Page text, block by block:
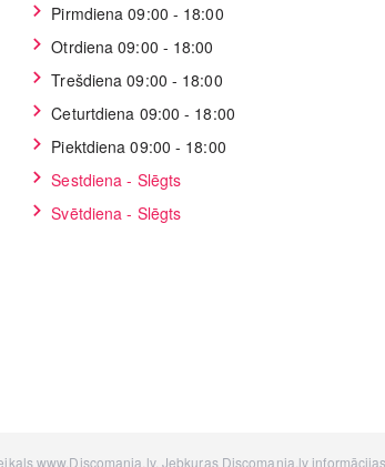
Pirmdiena 09:00 - 18:00
Otrdiena 09:00 - 18:00
Trešdiena 09:00 - 18:00
Ceturtdiena 09:00 - 18:00
Piektdiena 09:00 - 18:00
Sestdiena - Slēgts
Svētdiena - Slēgts
www.Discomania.lv. Jebkuras Discomania.lv